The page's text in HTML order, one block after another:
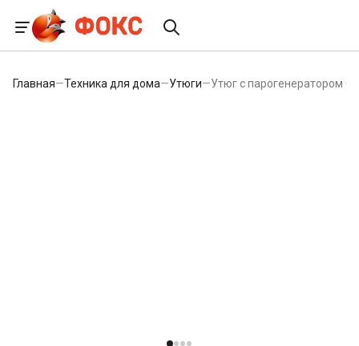
Главная—Техника для дома—Утюги—Утюг с парогенератором